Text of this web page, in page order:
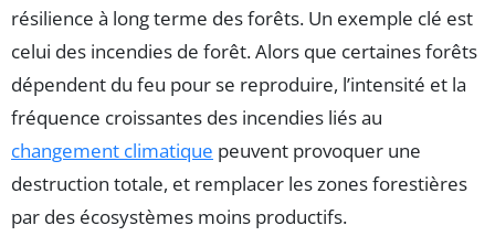
résilience à long terme des forêts. Un exemple clé est
celui des incendies de forêt. Alors que certaines forêts
dépendent du feu pour se reproduire, l’intensité et la
fréquence croissantes des incendies liés au
changement climatique peuvent provoquer une
destruction totale, et remplacer les zones forestières
par des écosystèmes moins productifs.